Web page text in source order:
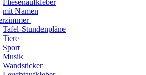
Fliesenaufkleber
mit Namen
Tafel-Stundenpläne
Tiere
Sport
Musik
Wandsticker